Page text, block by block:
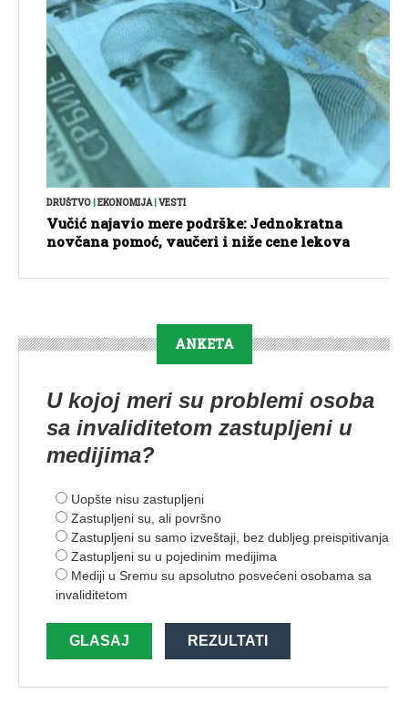
DRUŠTVO|EKONOMIJA|VESTI
Vučić najavio mere podrške: Jednokratna
novčana pomoć, vaučeri i niže cene lekova
ANKETA
U kojoj meri su problemi osoba
sa invaliditetom zastupljeni u
medijima?
Uopšte nisu zastupljeni
Zastupljeni su, ali površno
Zastupljeni su samo izveštaji, bez dubljeg preispitivanja
Zastupljeni su u pojedinim medijima
Mediji u Sremu su apsolutno posvećeni osobama sa
invaliditetom
GLASAJ REZULTATI